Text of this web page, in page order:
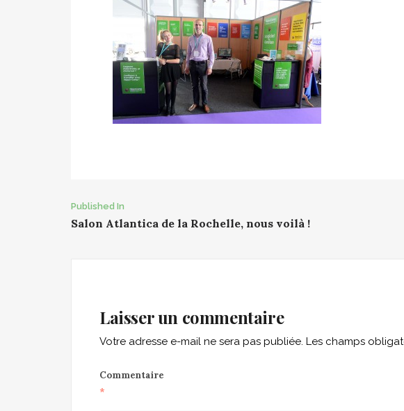
Post
Published In
Salon Atlantica de la Rochelle, nous voilà !
Laisser un commentaire
Votre adresse e-mail ne sera pas publiée. Les champs
Commentaire
*